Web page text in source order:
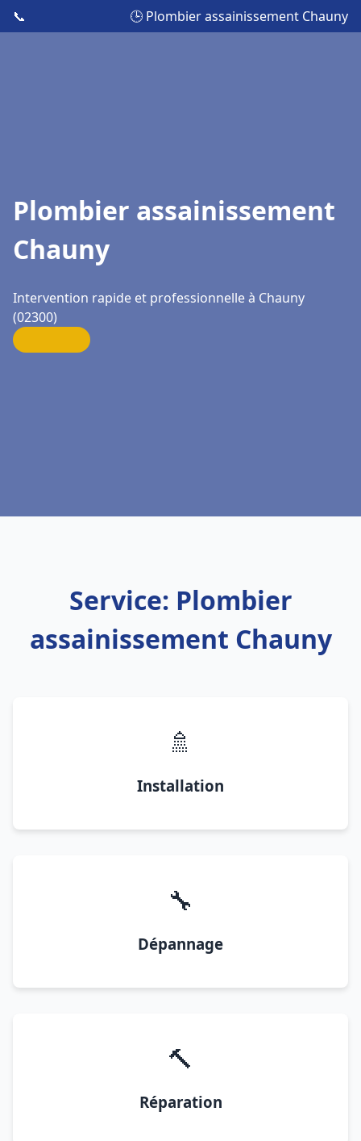
📞 🕒 Plombier assainissement Chauny
Plombier assainissement
Chauny
Intervention rapide et professionnelle à Chauny
(02300)
Service: Plombier
assainissement Chauny
🚿
Installation
🔧
Dépannage
🔨
Réparation